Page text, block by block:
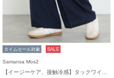
タイムセール対象 SALE
Samansa Mos2